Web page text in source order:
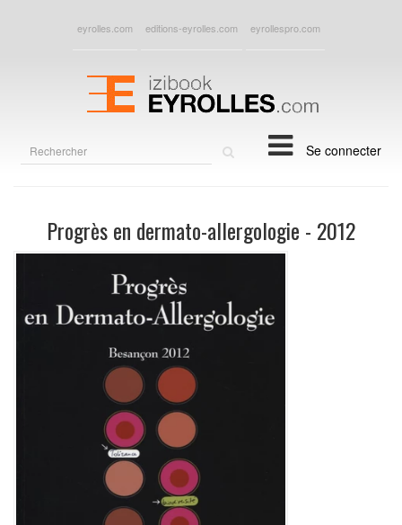
eyrolles.com editions-eyrolles.com eyrollespro.com
Se connecter
Progrès en dermato-allergologie - 2012